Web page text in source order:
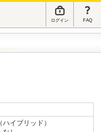
ログイン FAQ
イブリッド）